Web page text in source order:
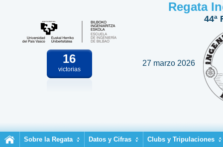
16
victorias
Regata
44ª
27 marzo 2026
Sobre la Regata Datos y Cifras Clubs y Tripulaciones